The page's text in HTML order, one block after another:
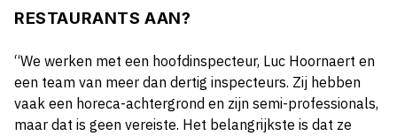
RESTAURANTS AAN?
“We werken met een hoofdinspecteur, Luc Hoornaert en
een team van meer dan dertig inspecteurs. Zij hebben
vaak een horeca-achtergrond en zijn semi-professionals,
maar dat is geen vereiste. Het belangrijkste is dat ze